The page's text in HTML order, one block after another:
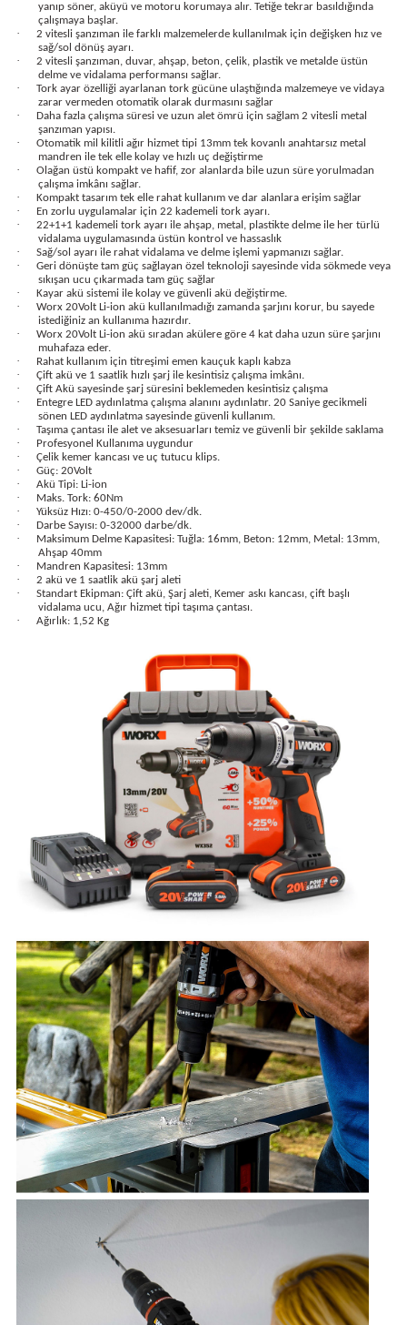
yanıp söner, aküyü ve motoru korumaya alır. Tetiğe tekrar basıldığında
çalışmaya başlar.
·
2 vitesli şanzıman ile farklı malzemelerde kullanılmak için değişken hız ve
sağ/sol dönüş ayarı.
·
2 vitesli şanzıman, duvar, ahşap, beton, çelik, plastik ve metalde üstün
delme ve vidalama performansı sağlar.
·
Tork ayar özelliği ayarlanan tork gücüne ulaştığında malzemeye ve vidaya
zarar vermeden otomatik olarak durmasını sağlar
·
Daha fazla çalışma süresi ve uzun alet ömrü için sağlam 2 vitesli metal
şanzıman yapısı.
·
Otomatik mil kilitli ağır hizmet tipi 13mm tek kovanlı anahtarsız metal
mandren ile tek elle kolay ve hızlı uç değiştirme
·
Olağan üstü kompakt ve hafif, zor alanlarda bile uzun süre yorulmadan
çalışma imkânı sağlar.
· Kompakt tasarım tek elle rahat kullanım ve dar alanlara erişim sağlar
· En zorlu uygulamalar için 22 kademeli tork ayarı.
·
22+1+1 kademeli tork ayarı ile ahşap, metal, plastikte delme ile her türlü
vidalama uygulamasında üstün kontrol ve hassaslık
· Sağ/sol ayarı ile rahat vidalama ve delme işlemi yapmanızı sağlar.
·
Geri dönüşte tam güç sağlayan özel teknoloji sayesinde vida sökmede veya
sıkışan ucu çıkarmada tam güç sağlar
· Kayar akü sistemi ile kolay ve güvenli akü değiştirme.
·
Worx 20Volt Li-ion akü kullanılmadığı zamanda şarjını korur, bu sayede
istediğiniz an kullanıma hazırdır.
·
Worx 20Volt Li-ion akü sıradan akülere göre 4 kat daha uzun süre şarjını
muhafaza eder.
· Rahat kullanım için titreşimi emen kauçuk kaplı kabza
· Çift akü ve 1 saatlik hızlı şarj ile kesintisiz çalışma imkânı.
· Çift Akü sayesinde şarj süresini beklemeden kesintisiz çalışma
·
Entegre LED aydınlatma çalışma alanını aydınlatır. 20 Saniye gecikmeli
sönen LED aydınlatma sayesinde güvenli kullanım.
· Taşıma çantası ile alet ve aksesuarları temiz ve güvenli bir şekilde saklama
· Profesyonel Kullanıma uygundur
· Çelik kemer kancası ve uç tutucu klips.
· Güç: 20Volt
· Akü Tipi: Li-ion
· Maks. Tork: 60Nm
· Yüksüz Hızı: 0-450/0-2000 dev/dk.
· Darbe Sayısı: 0-32000 darbe/dk.
·
Maksimum Delme Kapasitesi: Tuğla: 16mm, Beton: 12mm, Metal: 13mm,
Ahşap 40mm
· Mandren Kapasitesi: 13mm
· 2 akü ve 1 saatlik akü şarj aleti
·
Standart Ekipman: Çift akü, Şarj aleti, Kemer askı kancası, çift başlı
vidalama ucu, Ağır hizmet tipi taşıma çantası.
· Ağırlık: 1,52 Kg